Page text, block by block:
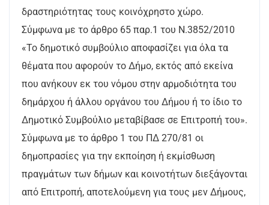
δραστηριότητας τους κοινόχρηστο χώρο.
Σύμφωνα με το άρθρο 65 παρ.1 του Ν.3852/2010
«Το δημοτικό συμβούλιο αποφασίζει για όλα τα
θέματα που αφορούν το Δήμο, εκτός από εκείνα
που ανήκουν εκ του νόμου στην αρμοδιότητα του
δημάρχου ή άλλου οργάνου του Δήμου ή το ίδιο το
Δημοτικό Συμβούλιο μεταβίβασε σε Επιτροπή του».
Σύμφωνα με το άρθρο 1 του ΠΔ 270/81 οι
δημοπρασίες για την εκποίηση ή εκμίσθωση
πραγμάτων των δήμων και κοινοτήτων διεξάγονται
από Επιτροπή, αποτελούμενη για τους μεν Δήμους,